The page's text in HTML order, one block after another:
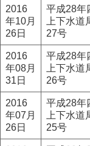
2016
年10月
26日
平成28年
上下水道
27号
2016
年08月
31日
平成28年
上下水道
26号
2016
年07月
26日
平成28年
上下水道
25号